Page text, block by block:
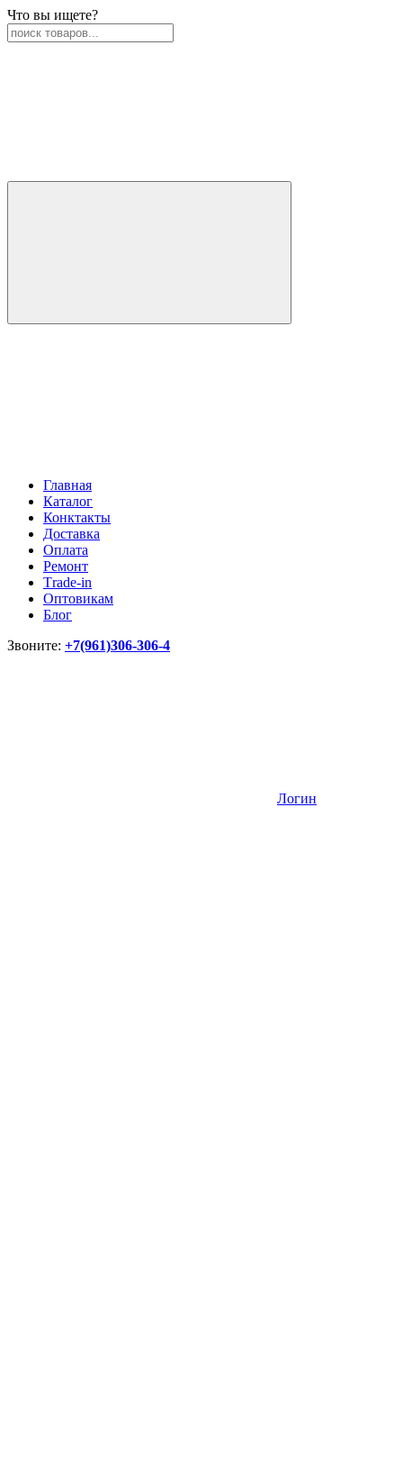
Что вы ищете?
Главная
Каталог
Конктакты
Доставка
Оплата
Ремонт
Тrade-in
Оптовикам
Блог
Звоните: +7(961)306-306-4
Логин